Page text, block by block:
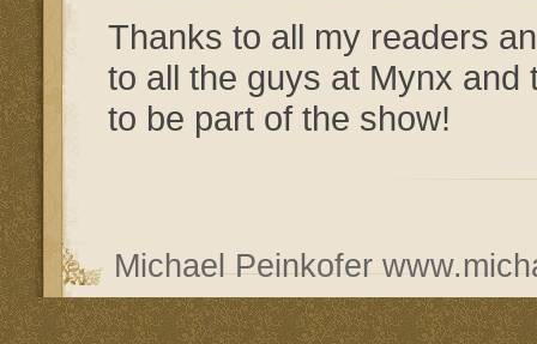
Thanks to all my readers
to all the guys at Mynx and
to be part of the show!
Michael Peinkofer